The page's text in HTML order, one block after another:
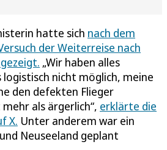
hatte sich nach dem
der Weiterreise nach
„Wir haben alles
nicht möglich, meine
den defekten Flieger
als ärgerlich“, erklärte die
X. Unter anderem war ein
Neuseeland geplant